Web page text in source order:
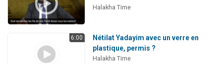
Halakha Time
6:00
Nétilat Yadayim avec un verre en
plastique, permis ?
Halakha Time